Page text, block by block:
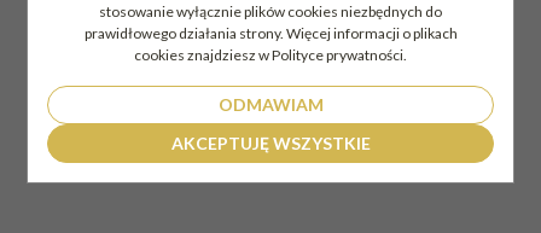
Kraj pochodzenia: Francja (Cognac).
Moc: 40% ABV.
Opakowanie
: Elegancki, granatowy karton z 2
szklankami - idealny na prezent.
stosowanie wyłącznie plików cookies niezbędnych do
prawidłowego działania strony. Więcej informacji o plikach
cookies znajdziesz w Polityce prywatności.
ODMAWIAM
AKCEPTUJĘ WSZYSTKIE